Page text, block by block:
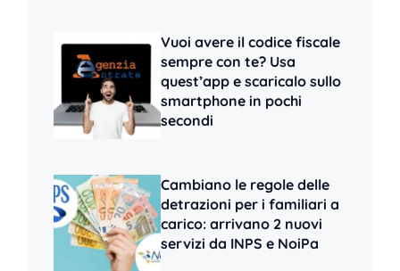
Vuoi avere il codice fiscale
sempre con te? Usa
quest’app e scaricalo sullo
smartphone in pochi
secondi
Cambiano le regole delle
detrazioni per i familiari a
carico: arrivano 2 nuovi
servizi da INPS e NoiPa